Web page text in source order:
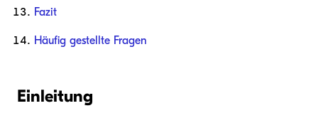
Fazit
Häufig gestellte Fragen
Einleitung